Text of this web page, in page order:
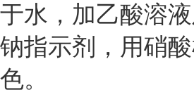
于水，加乙酸溶
钠指示剂，用硝
色。